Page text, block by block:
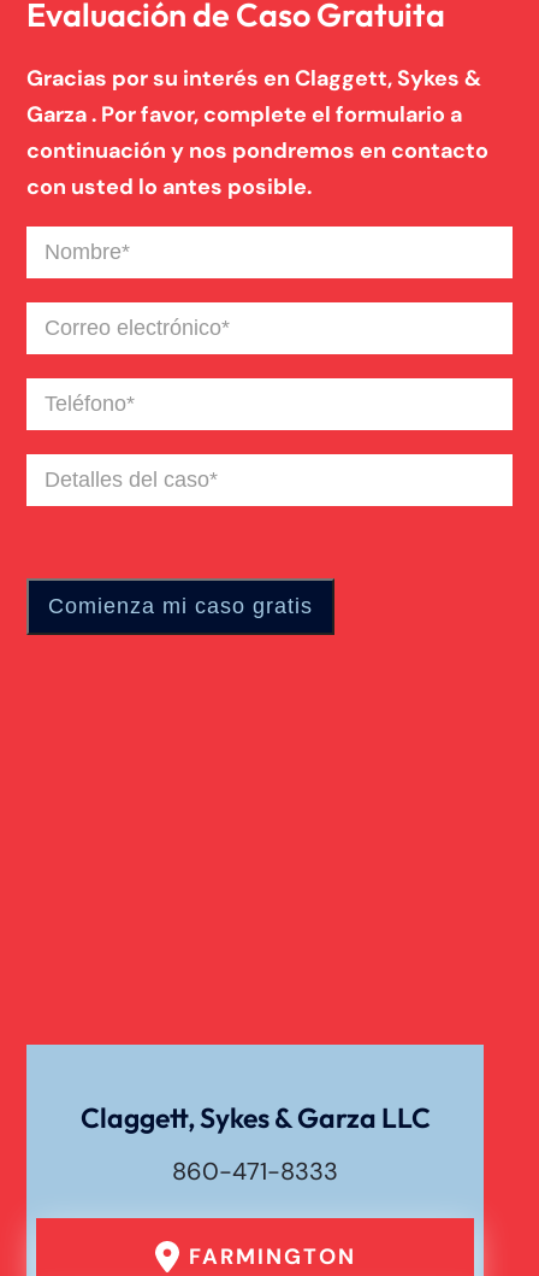
Evaluación de Caso Gratuita
Gracias por su interés en Claggett, Sykes &
Garza . Por favor, complete el formulario a
continuación y nos pondremos en contacto
con usted lo antes posible.
Nombre(Required)
Correo
electrónico(Required)
Teléfono(Required)
Detalles
del
Claggett, Sykes & Garza LLC
860-471-8333
FARMINGTON